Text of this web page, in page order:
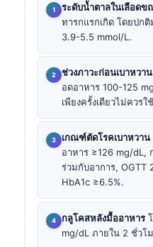
ระดับน้ำตาลในเลือด
ทารกแรกเกิด โดยปก
3.9-5.5 mmol/L.
ช่วงภาวะก่อนเบาหวาน
อดอาหาร 100-125
เพียงครั้งเดียวไม่ควร
เกณฑ์ตัดโรคเบาหวาน
อาหาร ≥126 mg/dL,
ร่วมกับอาการ, OGTT
HbA1c ≥6.5%.
กลูโคสหลังมื้ออาหาร
mg/dL ภายใน 2 ชั่วโ